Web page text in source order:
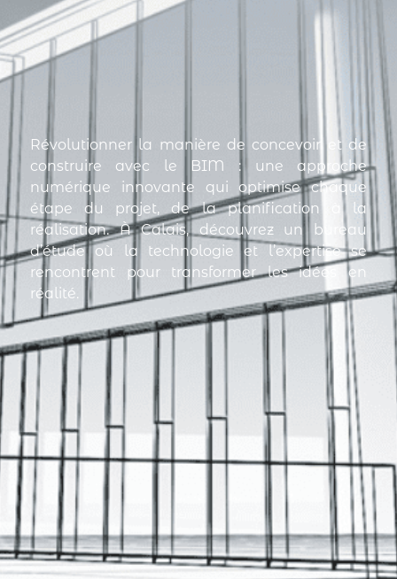
Révolutionner la manière de concevoir et de
construire avec le BIM : une approche
numérique innovante qui optimise chaque
étape du projet, de la planification à la
réalisation. À Calais, découvrez un bureau
d’étude où la technologie et l’expertise se
rencontrent pour transformer les idées en
réalité.